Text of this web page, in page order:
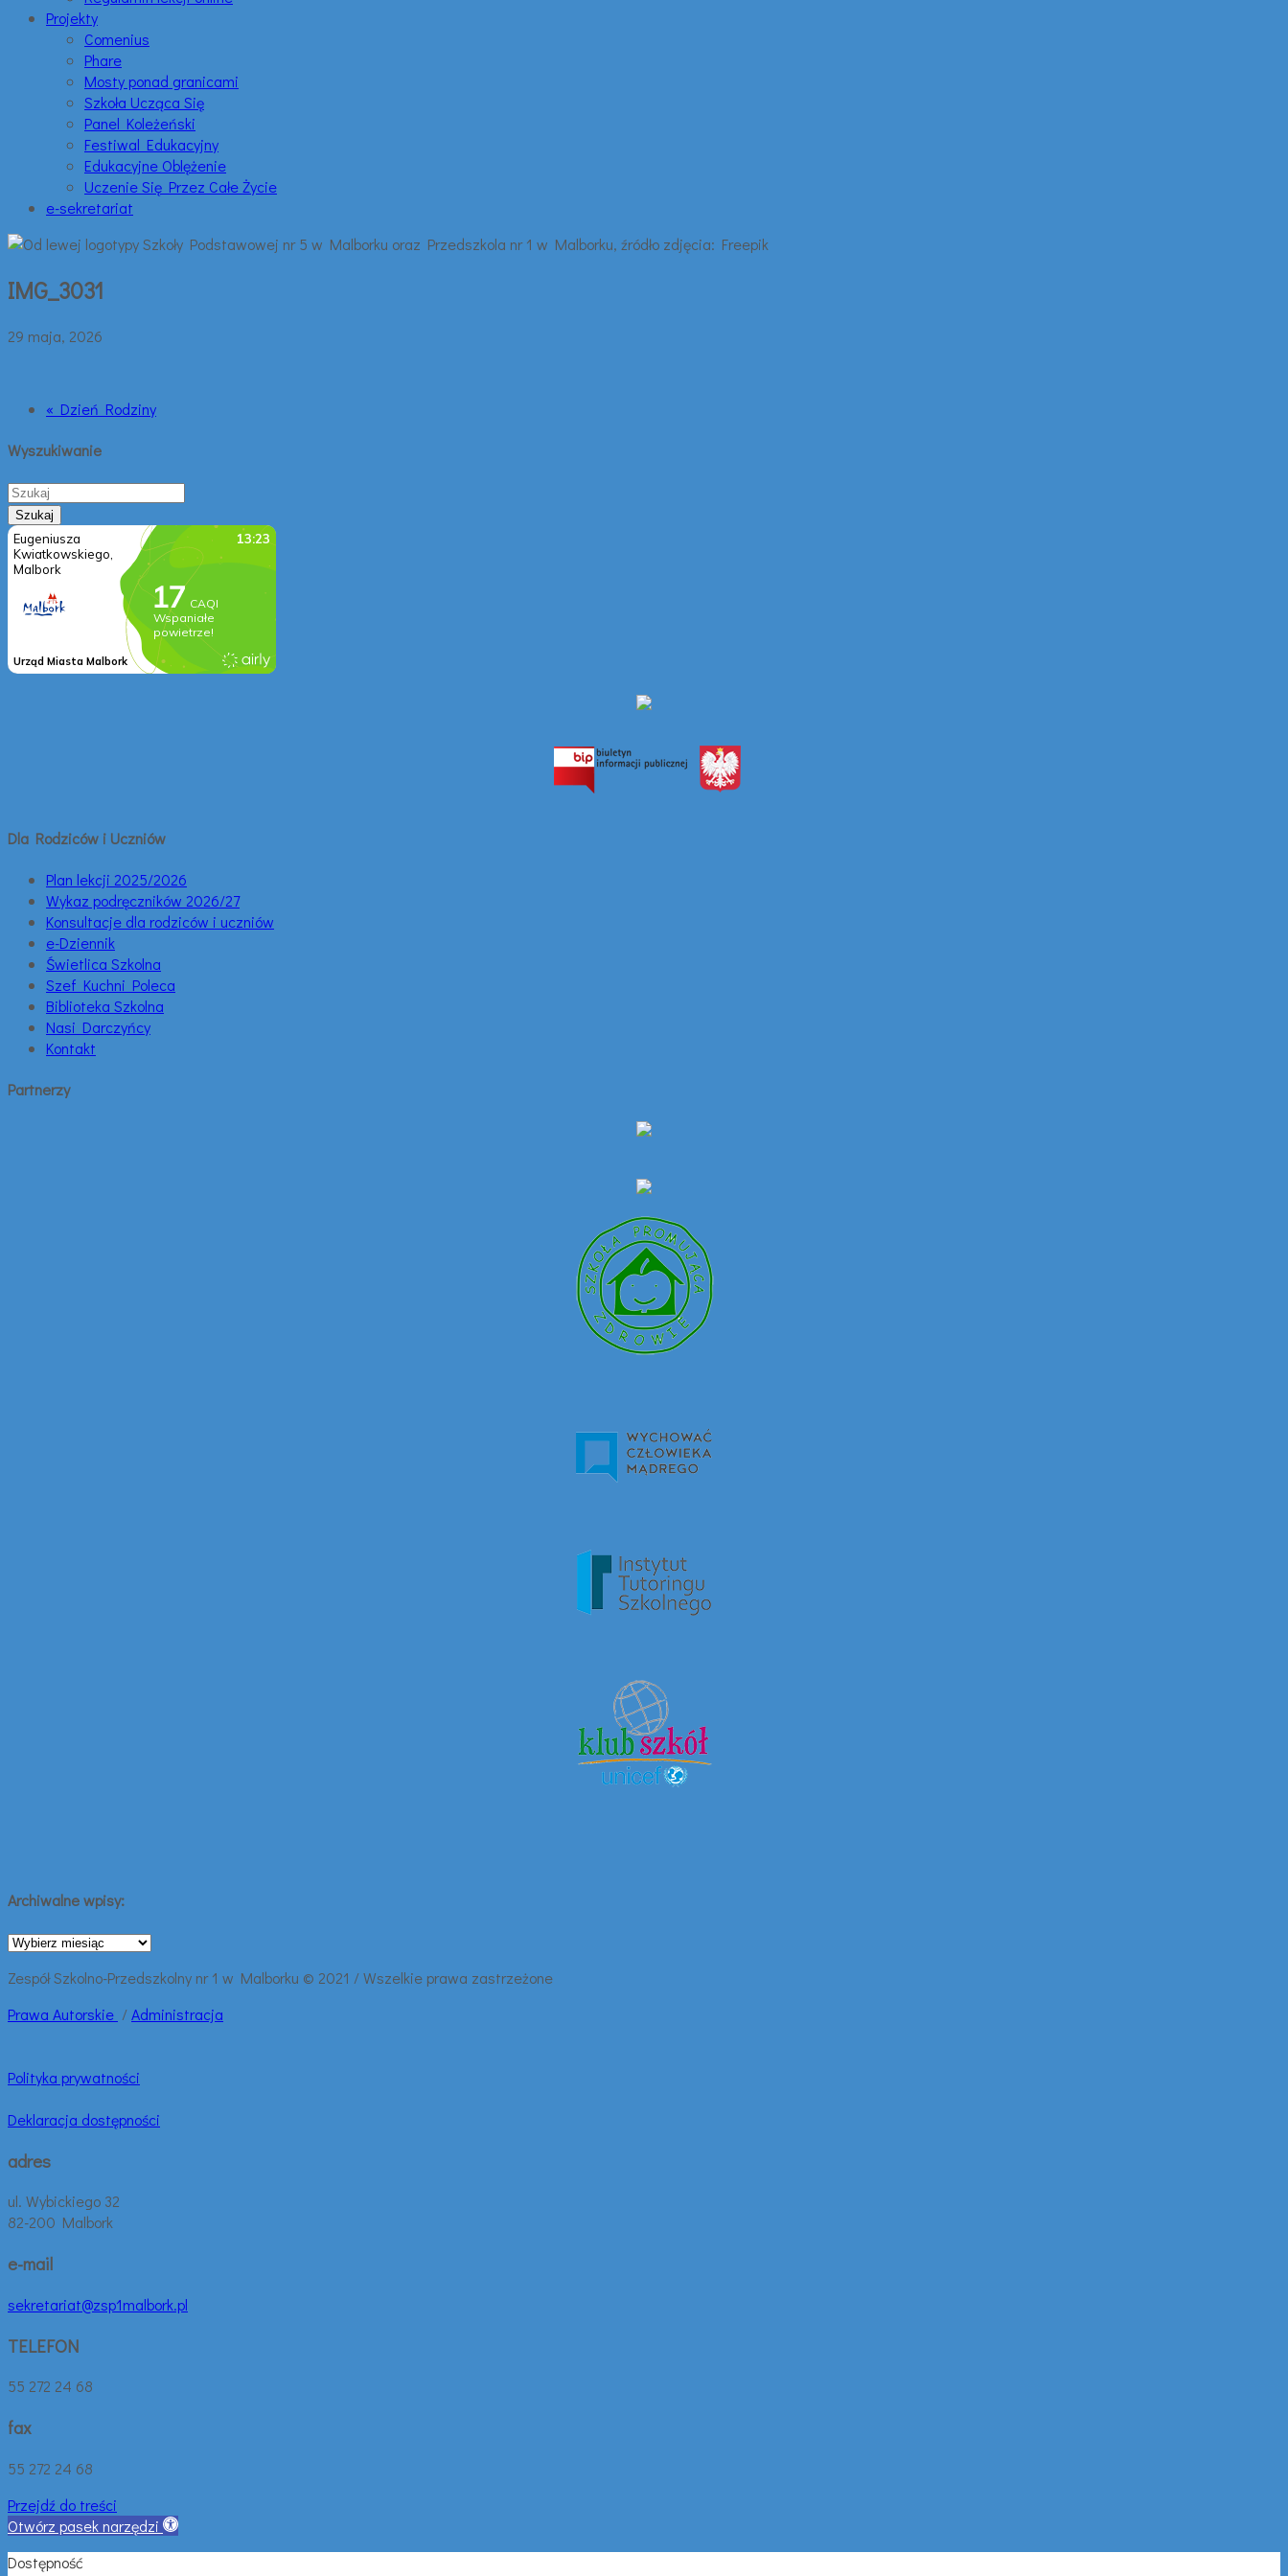
Projekty
Comenius
Phare
Mosty ponad granicami
Szkoła Ucząca Się
Panel Koleżeński
Festiwal Edukacyjny
Edukacyjne Oblężenie
Uczenie Się Przez Całe Życie
e-sekretariat
IMG_3031
29 maja, 2026
« Dzień Rodziny
Wyszukiwanie
Dla Rodziców i Uczniów
Plan lekcji 2025/2026
Wykaz podręczników 2026/27
Konsultacje dla rodziców i uczniów
e-Dziennik
Świetlica Szkolna
Szef Kuchni Poleca
Biblioteka Szkolna
Nasi Darczyńcy
Kontakt
Partnerzy
Archiwalne wpisy:
Archiwalne
Zespół Szkolno-Przedszkolny nr 1 w Malborku © 2021 / Wszelkie prawa zastrzeżone
Prawa Autorskie /Administracja
Polityka prywatności
Deklaracja dostępności
adres
ul. Wybickiego 32
82-200 Malbork
e-mail
sekretariat@zsp1malbork.pl
TELEFON
55 272 24 68
fax
55 272 24 68
Przejdź do treści
Otwórz pasek narzędzi
Dostępność